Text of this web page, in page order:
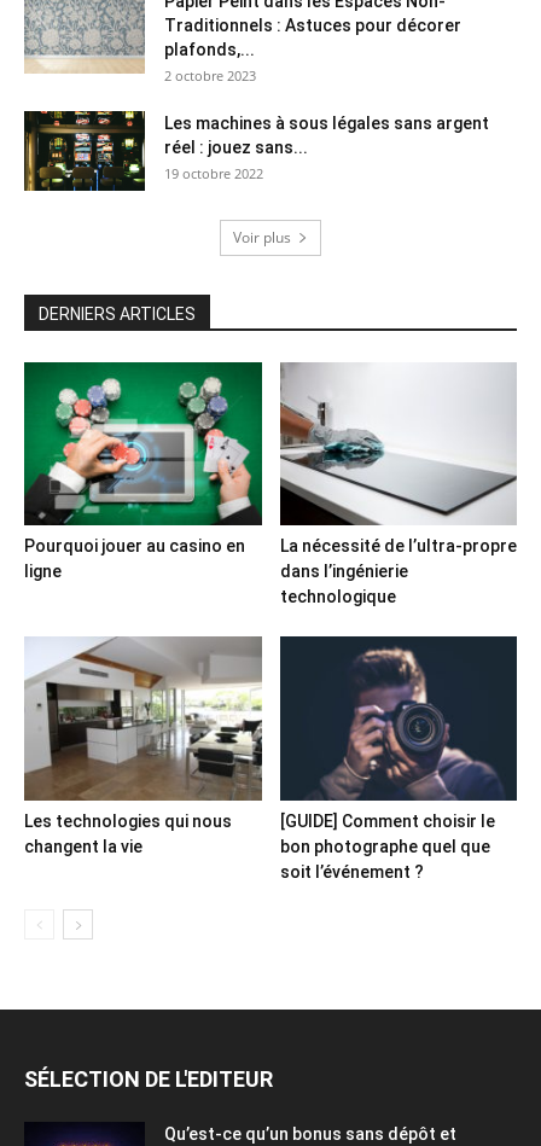
Traditionnels : Astuces pour décorer
plafonds,...
2 octobre 2023
Les machines à sous légales sans argent
réel : jouez sans...
19 octobre 2022
Voir plus
DERNIERS ARTICLES
Pourquoi jouer au casino en
ligne
La nécessité de l’ultra-propre
dans l’ingénierie
technologique
Les technologies qui nous
changent la vie
[GUIDE] Comment choisir le
bon photographe quel que
soit l’événement ?
SÉLECTION DE L'EDITEUR
Qu’est-ce qu’un bonus sans dépôt et